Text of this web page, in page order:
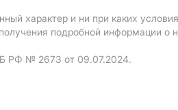
характер и ни при каких
подробной информации о
РФ № 2673 от 09.07.2024.